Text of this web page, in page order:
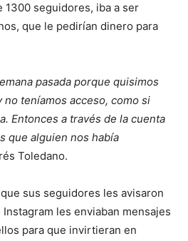
1300 seguidores, iba a ser
que le pedirían dinero para
pasada porque quisimos
teníamos acceso, como si
Entonces a través de la cuenta
que alguien nos había
Toledano.
sus seguidores les avisaron
les enviaban mensajes
para que invirtieran en